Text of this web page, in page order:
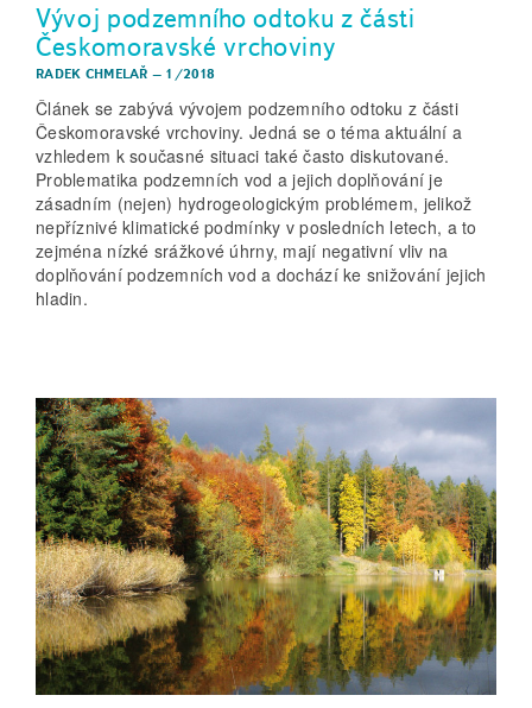
Vývoj podzemního odtoku z části
Českomoravské vrchoviny
RADEK CHMELAŘ – 1/2018
Článek se zabývá vývojem podzemního odtoku z části
Českomoravské vrchoviny. Jedná se o téma aktuální a
vzhledem k současné situaci také často diskutované.
Problematika podzemních vod a jejich doplňování je
zásadním (nejen) hydrogeologickým problémem, jelikož
nepříznivé klimatické podmínky v posledních letech, a to
zejména nízké srážkové úhrny, mají negativní vliv na
doplňování podzemních vod a dochází ke snižování jejich
hladin.